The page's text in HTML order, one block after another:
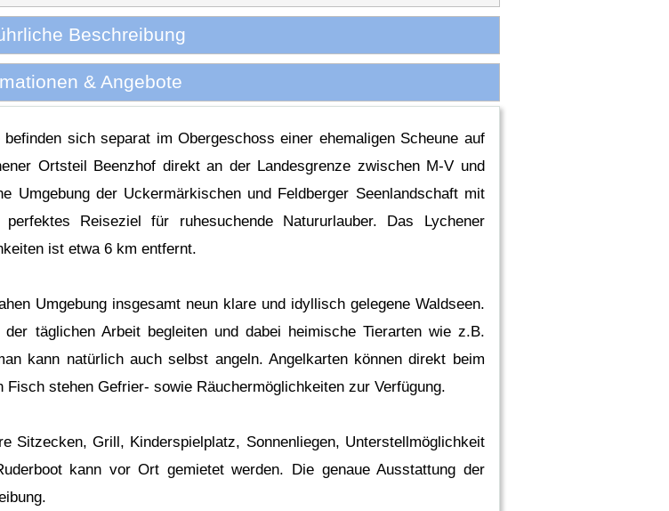
Beschreibung
& Angebote
sich separat im Obergeschoss einer ehemaligen Scheune auf
Ortsteil Beenzhof direkt an der Landesgrenze zwischen M-V und
Umgebung der Uckermärkischen und Feldberger Seenlandschaft mit
Reiseziel für ruhesuchende Natururlauber. Das Lychener
ist etwa 6 km entfernt.
Umgebung insgesamt neun klare und idyllisch gelegene Waldseen.
täglichen Arbeit begleiten und dabei heimische Tierarten wie z.B.
kann natürlich auch selbst angeln. Angelkarten können direkt beim
stehen Gefrier- sowie Räuchermöglichkeiten zur Verfügung.
Sitzecken, Grill, Kinderspielplatz, Sonnenliegen, Unterstellmöglichkeit
kann vor Ort gemietet werden. Die genaue Ausstattung der